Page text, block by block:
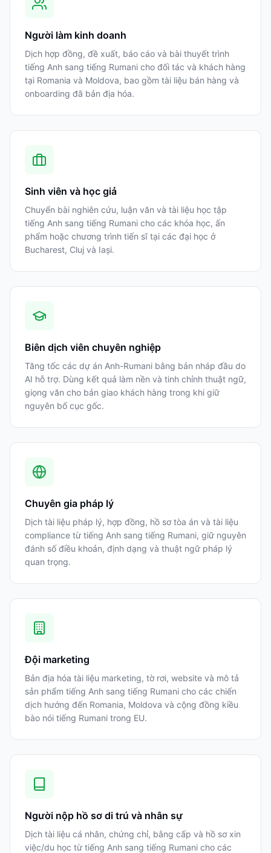
Người làm kinh doanh
Dịch hợp đồng, đề xuất, báo cáo và bài thuyết trình
tiếng Anh sang tiếng Rumani cho đối tác và khách hàng
tại Romania và Moldova, bao gồm tài liệu bán hàng và
onboarding đã bản địa hóa.
Sinh viên và học giả
Chuyển bài nghiên cứu, luận văn và tài liệu học tập
tiếng Anh sang tiếng Rumani cho các khóa học, ấn
phẩm hoặc chương trình tiến sĩ tại các đại học ở
Bucharest, Cluj và Iași.
Biên dịch viên chuyên nghiệp
Tăng tốc các dự án Anh-Rumani bằng bản nháp đầu do
AI hỗ trợ. Dùng kết quả làm nền và tinh chỉnh thuật ngữ,
giọng văn cho bản giao khách hàng trong khi giữ
nguyên bố cục gốc.
Chuyên gia pháp lý
Dịch tài liệu pháp lý, hợp đồng, hồ sơ tòa án và tài liệu
compliance từ tiếng Anh sang tiếng Rumani, giữ nguyên
đánh số điều khoản, định dạng và thuật ngữ pháp lý
quan trọng.
Đội marketing
Bản địa hóa tài liệu marketing, tờ rơi, website và mô tả
sản phẩm tiếng Anh sang tiếng Rumani cho các chiến
dịch hướng đến Romania, Moldova và cộng đồng kiều
bào nói tiếng Rumani trong EU.
Người nộp hồ sơ di trú và nhân sự
Dịch tài liệu cá nhân, chứng chỉ, bằng cấp và hồ sơ xin
việc/du học từ tiếng Anh sang tiếng Rumani cho các